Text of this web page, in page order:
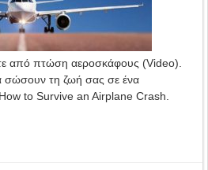
από πτώση αεροσκάφους (Video).
σώσουν τη ζωή σας σε ένα
to Survive an Airplane Crash.